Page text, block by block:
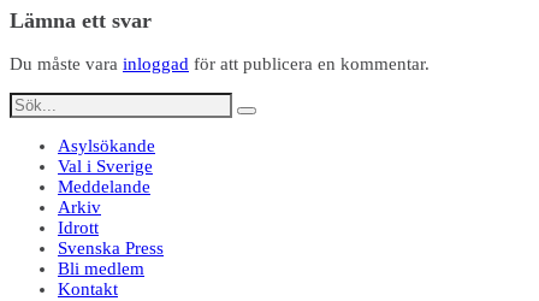
Lämna ett svar
Du måste vara inloggad för att publicera en kommentar.
Asylsökande
Val i Sverige
Meddelande
Arkiv
Idrott
Svenska Press
Bli medlem
Kontakt